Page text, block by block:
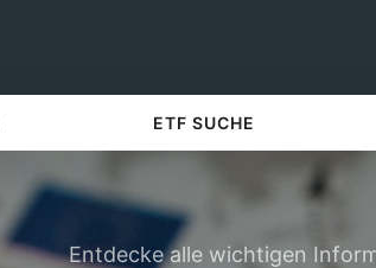
ETF SUCHE
Entdecke alle wichtigen